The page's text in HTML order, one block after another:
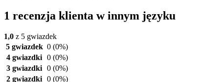
1 recenzja klienta w innym języku
1,0 z 5 gwiazdek
5 gwiazdek 0 (0%)
4 gwiazdki 0 (0%)
3 gwiazdki 0 (0%)
2 gwiazdki 0 (0%)